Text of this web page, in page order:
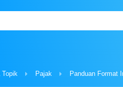
Topik Pajak